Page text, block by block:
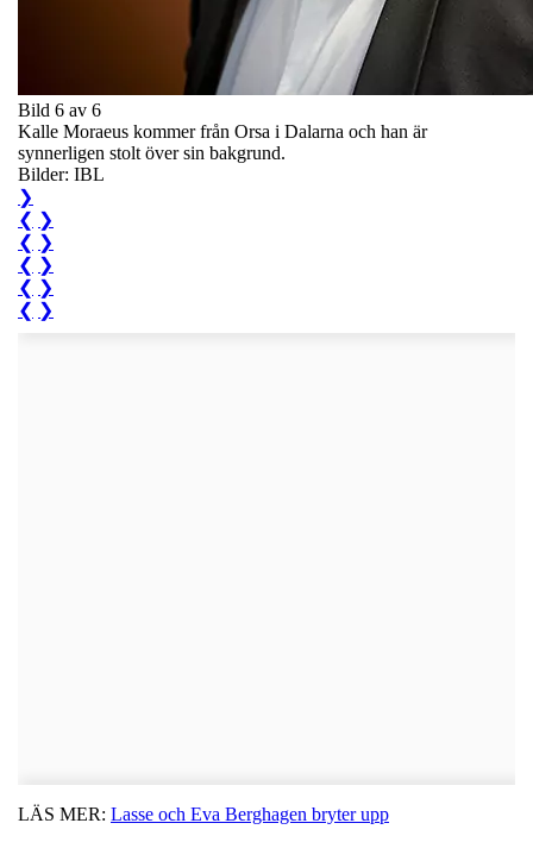
Bild 6 av 6
Kalle Moraeus kommer från Orsa i Dalarna och han är
synnerligen stolt över sin bakgrund.
Bilder: IBL
❯
❮ ❯
❮ ❯
❮ ❯
❮ ❯
❮ ❯
LÄS MER: Lasse och Eva Berghagen bryter upp